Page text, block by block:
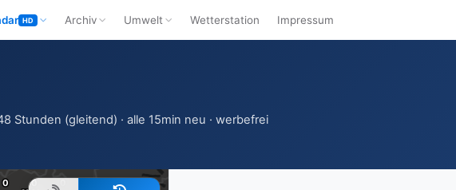
HD Archiv Umwelt Wetterstation Impressum
Stunden (gleitend) · alle 15min neu · werbefrei